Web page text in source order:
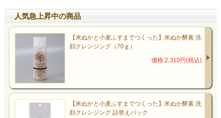
人気急上昇中の商品
【米ぬかと小麦ふすまでつくった】米ぬか酵素 洗
顔クレンジング（70ｇ）
価格:2,310円(税込)
【米ぬかと小麦ふすまでつくった】米ぬか酵素 洗
顔クレンジング 詰替えパック